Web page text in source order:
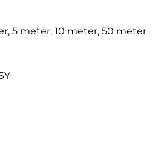
5 meter, 10 meter, 50 meter